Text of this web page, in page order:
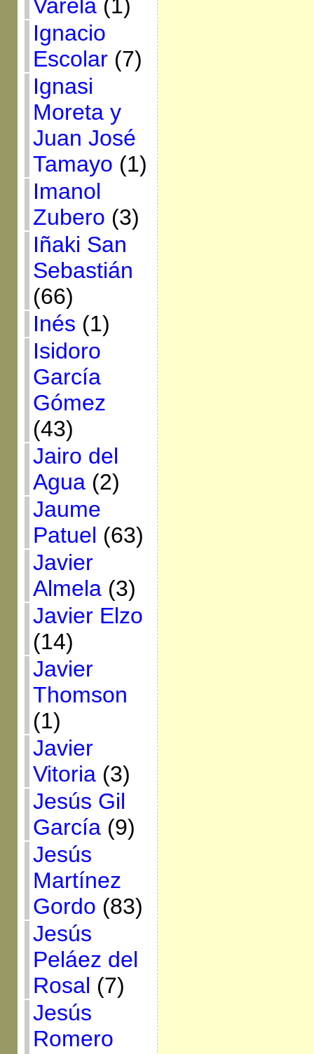
Varela(1)
Ignacio
Escolar(7)
Ignasi
Moreta y
Juan José
Tamayo (1)
Imanol
Zubero (3)
Iñaki San
Sebastián
(66)
Inés (1)
Isidoro
García
Gómez
(43)
Jairo del
Agua(2)
Jaume
Patuel (63)
Javier
Almela(3)
Javier Elzo
(14)
Javier
Thomson
(1)
Javier
Vitoria(3)
Jesús Gil
García(9)
Jesús
Martínez
Gordo (83)
Jesús
Peláez del
Rosal (7)
Jesús
Romero